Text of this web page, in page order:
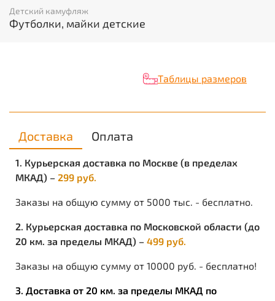
Детский камуфляж
Футболки, майки детские
Таблицы размеров
Доставка Оплата
1. Курьерская доставка по Москве (в пределах
МКАД) – 299 руб.
Заказы на общую сумму от 5000 тыс. - бесплатно.
2. Курьерская доставка по Московской области (до
20 км. за пределы МКАД) – 499 руб.
Заказы на общую сумму от 10000 руб. - бесплатно!
3. Доставка от 20 км. за пределы МКАД по